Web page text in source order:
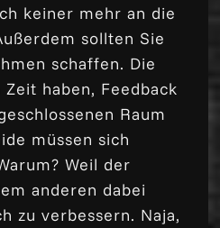
keiner mehr an die
sollten Sie
schaffen. Die
haben, Feedback
Raum
müssen sich
Weil der
anderen dabei
zu verbessern. Naja,